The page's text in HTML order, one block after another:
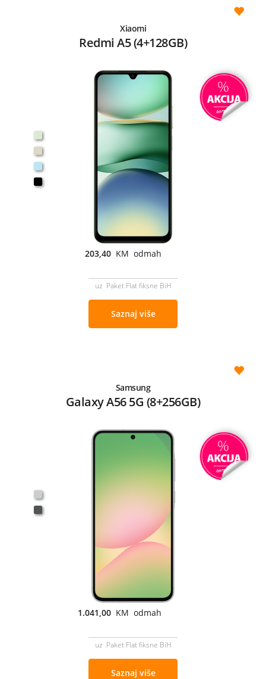
Xiaomi
Redmi A5 (4+128GB)
203,40 KM odmah
uz Paket Flat fiksne BiH
Saznaj više
Samsung
Galaxy A56 5G (8+256GB)
1.041,00 KM odmah
uz Paket Flat fiksne BiH
Saznaj više